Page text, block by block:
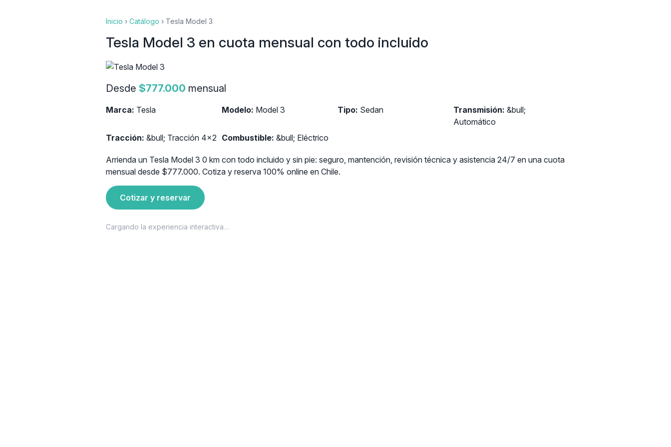
Inicio › Catálogo › Tesla Model 3
Tesla Model 3 en cuota mensual con todo incluido
Desde $777.000 mensual
Marca: Tesla Modelo: Model 3 Tipo: Sedan Transmisión: &bull;
Automático
Tracción: &bull; Tracción 4x2 Combustible: &bull; Eléctrico
Arrienda un Tesla Model 3 0 km con todo incluido y sin pie: seguro, mantención, revisión técnica y asistencia 24/7 en una cuota
mensual desde $777.000. Cotiza y reserva 100% online en Chile.
Cotizar y reservar
Cargando la experiencia interactiva…